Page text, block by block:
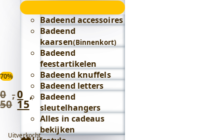
submenu
Badeend accessoires
Badeend
kaarsen(Binnenkort)
Badeend
feestartikelen
Badeend knuffels
Badeend letters
Badeend
sleutelhangers
Alles in cadeaus
bekijken
70%
0 ,
50
Oorspronkelijke
prijs
was:
0 ,
15
Huidige
prijs
is:
Uitverkocht